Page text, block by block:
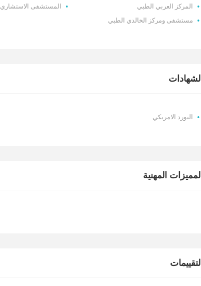
المركز العربي الطبي المستشفى الاستشاري
مستشفى ومركز الخالدي الطبي
الشهادات
البورد الامريكي
المميزات المهنية
التقييمات